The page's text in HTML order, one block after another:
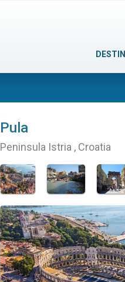
Pula
Peninsula Istria , Croatia